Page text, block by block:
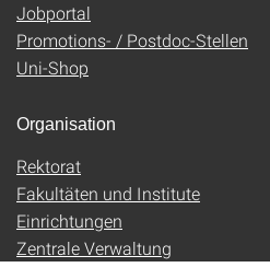
Jobportal
Promotions- / Postdoc-Stellen
Uni-Shop
Organisation
Rektorat
Fakultäten und Institute
Einrichtungen
Zentrale Verwaltung